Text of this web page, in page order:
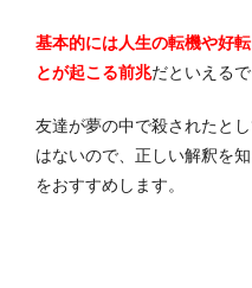
基本的には人生の転機や好
とが起こる前兆だといえるで
友達が夢の中で殺されたと
はないので、正しい解釈を
をおすすめします。